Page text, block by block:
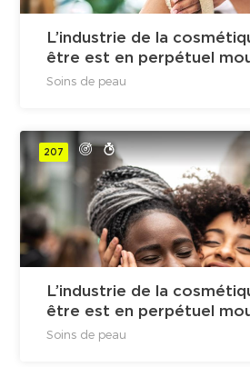
L’industrie de la
être est en perpétuel
Soins de peau
207
L’industrie de la
être est en perpétuel
Soins de peau